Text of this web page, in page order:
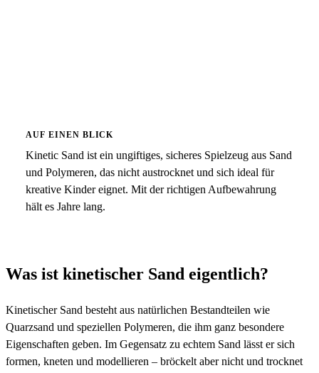
AUF EINEN BLICK
Kinetic Sand ist ein ungiftiges, sicheres Spielzeug aus Sand
und Polymeren, das nicht austrocknet und sich ideal für
kreative Kinder eignet. Mit der richtigen Aufbewahrung
hält es Jahre lang.
Was ist kinetischer Sand eigentlich?
Kinetischer Sand besteht aus natürlichen Bestandteilen wie
Quarzsand und speziellen Polymeren, die ihm ganz besondere
Eigenschaften geben. Im Gegensatz zu echtem Sand lässt er sich
formen, kneten und modellieren – bröckelt aber nicht und trocknet